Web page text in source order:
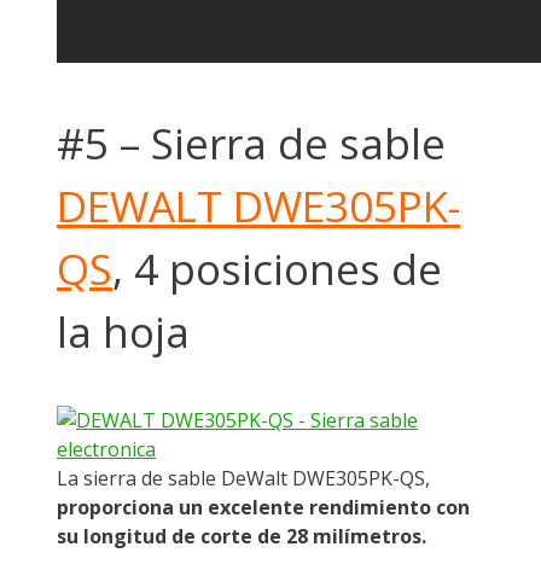
#5 – Sierra de sable
DEWALT DWE305PK-
QS, 4 posiciones de
la hoja
La sierra de sable DeWalt DWE305PK-QS,
proporciona un excelente rendimiento con
su longitud de corte de 28 milímetros.